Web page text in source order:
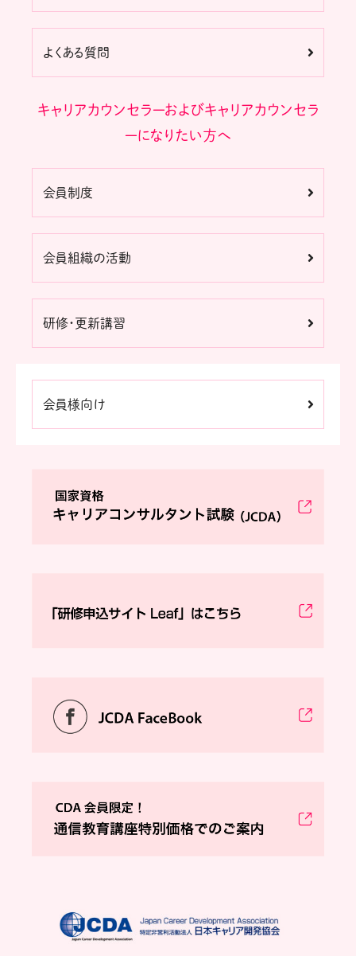
よくある質問
キャリアカウンセラーおよびキャリアカウンセラ
ーになりたい方へ
会員制度
会員組織の活動
研修・更新講習
会員様向け